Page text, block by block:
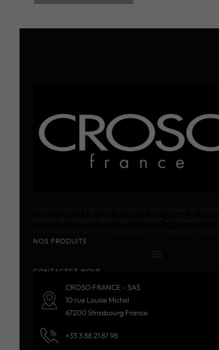
NOS PRODUITS
CONTACTEZ-NOUS
CROSO FRANCE – SAS
10 rue Louise Michel
67200 Strasbourg France
+33 3 88 21 87 98